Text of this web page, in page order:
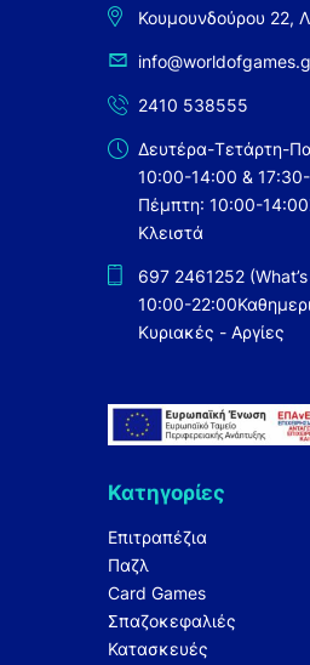
Κουμουνδούρου 22,
2410 538555
Δευτέρα-Τετάρτη-
10:00-14:00 &
Πέμπτη: 10:00-14:00
Κλειστά
697 2461252
10:00-22:00
Κυριακές - Αργίες
Κατηγορίες
Επιτραπέζια
Παζλ
Card Games
Σπαζοκεφαλιές
Κατασκευές